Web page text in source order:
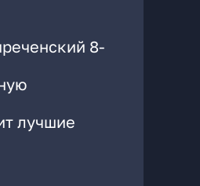
8-
лучшие